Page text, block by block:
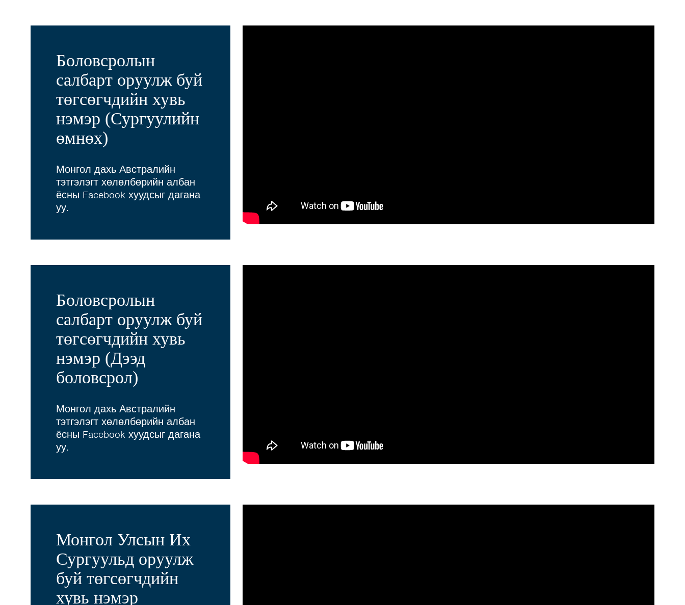
Боловсролын
салбарт оруулж буй
төгсөгчдийн хувь
нэмэр (Сургуулийн
өмнөх)
Монгол дахь Австралийн
тэтгэлэгт хөлөлбөрийн албан
ёсны Facebook хуудсыг дагана
уу.
Боловсролын
салбарт оруулж буй
төгсөгчдийн хувь
нэмэр (Дээд
боловсрол)
Монгол дахь Австралийн
тэтгэлэгт хөлөлбөрийн албан
ёсны Facebook хуудсыг дагана
уу.
Монгол Улсын Их
Сургуульд оруулж
буй төгсөгчдийн
хувь нэмэр